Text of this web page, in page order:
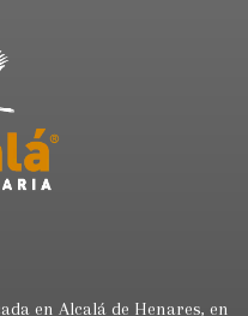
en Alcalá de Henares, en